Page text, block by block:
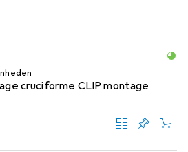
cruciforme CLIP montage